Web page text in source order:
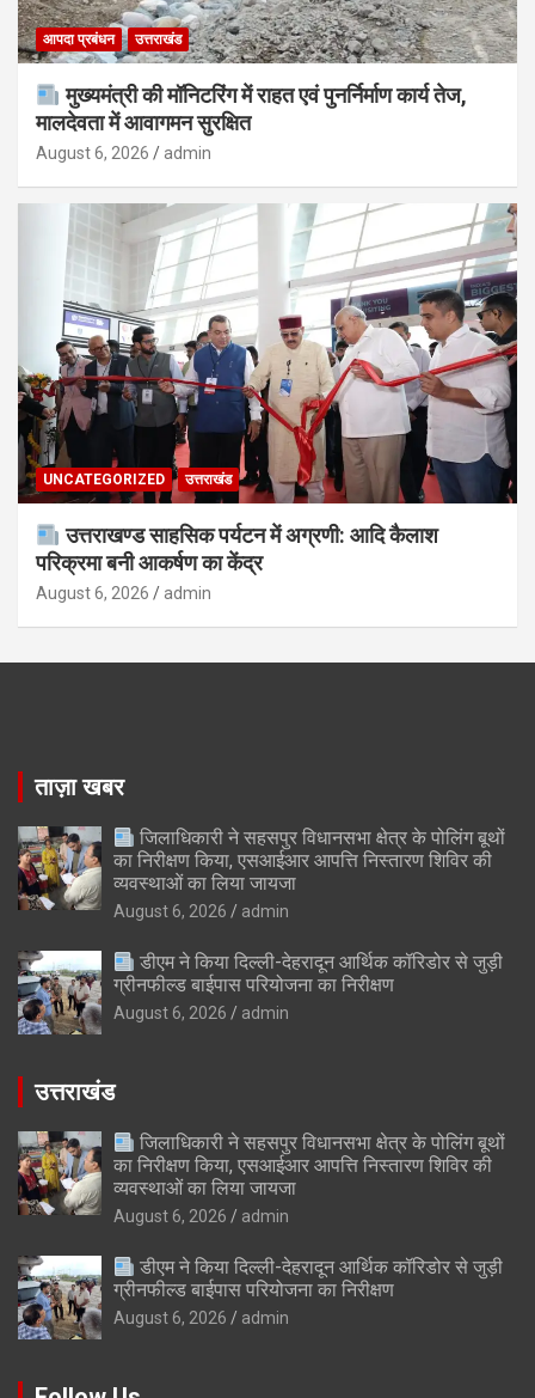
आपदा प्रबंधन उत्तराखंड
मुख्यमंत्री की मॉनिटरिंग में राहत एवं पुनर्निर्माण कार्य तेज,
मालदेवता में आवागमन सुरक्षित
August 6, 2026 admin
UNCATEGORIZED उत्तराखंड
उत्तराखण्ड साहसिक पर्यटन में अग्रणी: आदि कैलाश
परिक्रमा बनी आकर्षण का केंद्र
August 6, 2026 admin
ताज़ा खबर
जिलाधिकारी ने सहसपुर विधानसभा क्षेत्र के पोलिंग बूथों
का निरीक्षण किया, एसआईआर आपत्ति निस्तारण शिविर की
व्यवस्थाओं का लिया जायजा
August 6, 2026 admin
डीएम ने किया दिल्ली-देहरादून आर्थिक कॉरिडोर से जुड़ी
ग्रीनफील्ड बाईपास परियोजना का निरीक्षण
August 6, 2026 admin
उत्तराखंड
जिलाधिकारी ने सहसपुर विधानसभा क्षेत्र के पोलिंग बूथों
का निरीक्षण किया, एसआईआर आपत्ति निस्तारण शिविर की
व्यवस्थाओं का लिया जायजा
August 6, 2026 admin
डीएम ने किया दिल्ली-देहरादून आर्थिक कॉरिडोर से जुड़ी
ग्रीनफील्ड बाईपास परियोजना का निरीक्षण
August 6, 2026 admin